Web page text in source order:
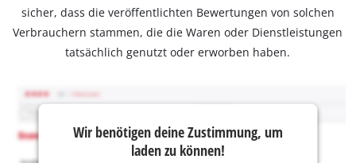
sicher, dass die veröffentlichten Bewertungen von solchen
Verbrauchern stammen, die die Waren oder Dienstleistungen
tatsächlich genutzt oder erworben haben.
Wir benötigen deine Zustimmung, um
laden zu können!